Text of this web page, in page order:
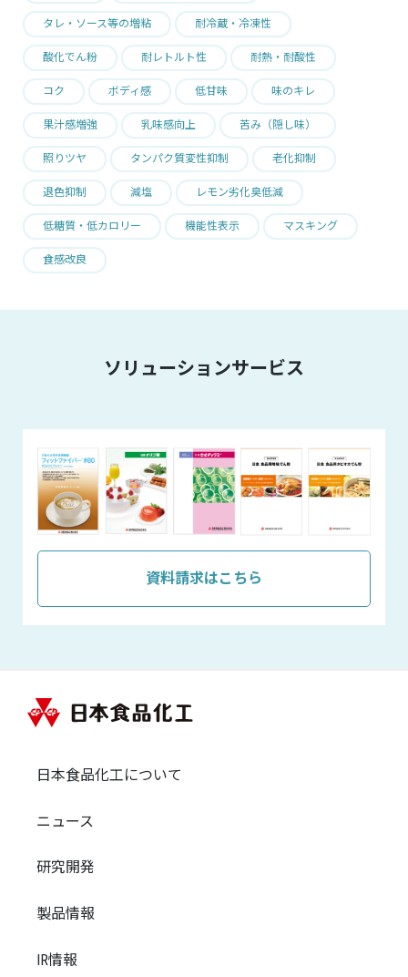
タレ・ソース等の増粘 耐冷蔵・冷凍性
酸化でん粉 耐レトルト性 耐熱・耐酸性
コク ボディ感 低甘味 味のキレ
果汁感増強 乳味感向上 苦み（隠し味）
照りツヤ タンパク質変性抑制 老化抑制
退色抑制 減塩 レモン劣化臭低減
低糖質・低カロリー 機能性表示 マスキング
食感改良
ソリューションサービス
資料請求はこちら
日本食品化工について
ニュース
研究開発
製品情報
IR情報